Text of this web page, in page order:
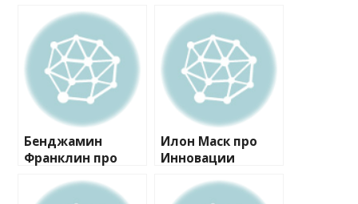
Бенджамин
Франклин про
ование
Илон Маск про
Инновации